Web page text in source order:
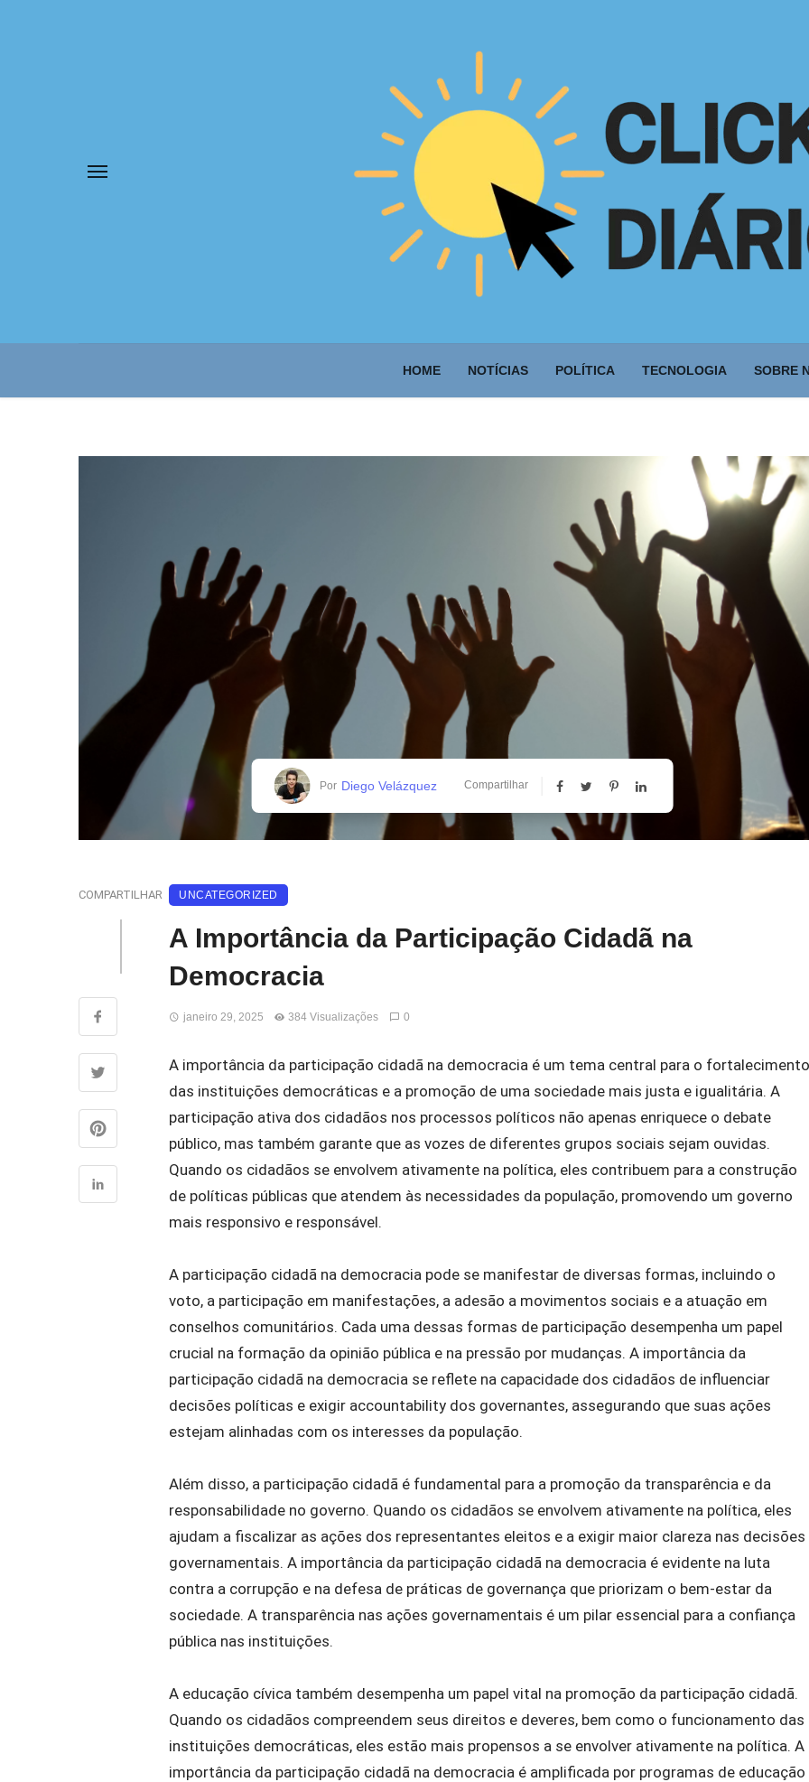
HOME NOTÍCIAS POLÍTICA TECNOLOGIA SOBRE
Por Diego Velázquez Compartilhar
COMPARTILHAR UNCATEGORIZED
A Importância da Participação Cidadã na
Democracia
janeiro 29, 2025 384 Visualizações 0
A importância da participação cidadã na democracia é um tema central para o fortalecimento
das instituições democráticas e a promoção de uma sociedade mais justa e igualitária. A
participação ativa dos cidadãos nos processos políticos não apenas enriquece o debate
público, mas também garante que as vozes de diferentes grupos sociais sejam ouvidas.
Quando os cidadãos se envolvem ativamente na política, eles contribuem para a construção
de políticas públicas que atendem às necessidades da população, promovendo um governo
mais responsivo e responsável.
A participação cidadã na democracia pode se manifestar de diversas formas, incluindo o
voto, a participação em manifestações, a adesão a movimentos sociais e a atuação em
conselhos comunitários. Cada uma dessas formas de participação desempenha um papel
crucial na formação da opinião pública e na pressão por mudanças. A importância da
participação cidadã na democracia se reflete na capacidade dos cidadãos de influenciar
decisões políticas e exigir accountability dos governantes, assegurando que suas ações
estejam alinhadas com os interesses da população.
Além disso, a participação cidadã é fundamental para a promoção da transparência e da
responsabilidade no governo. Quando os cidadãos se envolvem ativamente na política, eles
ajudam a fiscalizar as ações dos representantes eleitos e a exigir maior clareza nas decisões
governamentais. A importância da participação cidadã na democracia é evidente na luta
contra a corrupção e na defesa de práticas de governança que priorizam o bem-estar da
sociedade. A transparência nas ações governamentais é um pilar essencial para a confiança
pública nas instituições.
A educação cívica também desempenha um papel vital na promoção da participação cidadã.
Quando os cidadãos compreendem seus direitos e deveres, bem como o funcionamento das
instituições democráticas, eles estão mais propensos a se envolver ativamente na política. A
importância da participação cidadã na democracia é amplificada por programas de educação